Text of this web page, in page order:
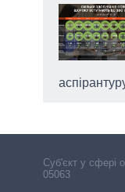
Cуб'єкт у сфері
05063